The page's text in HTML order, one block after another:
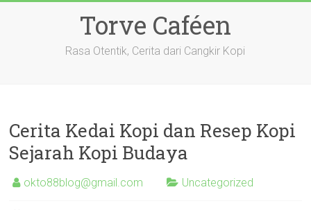
Torve Caféen
Rasa Otentik, Cerita dari Cangkir Kopi
Cerita Kedai Kopi dan Resep Kopi
Sejarah Kopi Budaya
okto88blog@gmail.com Uncategorized